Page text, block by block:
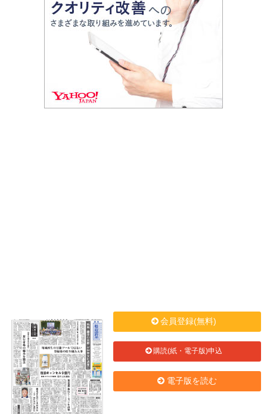
会員登録(無料)
購読(紙・電子版)申込
電子版を読む